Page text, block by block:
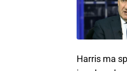
Harris ma